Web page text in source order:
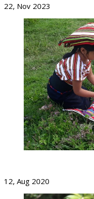
22, Nov 2023
12, Aug 2020